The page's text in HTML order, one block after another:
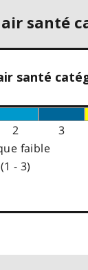
air santé
santé
2 3
faible
(1 - 3)